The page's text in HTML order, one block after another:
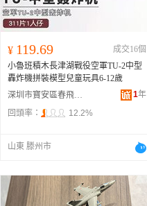
¥ 119.69
成交16個
小魯班積木長津湖戰役空軍TU-2中型
轟炸機拼裝模型兒童玩具6-12歲
深圳市寶安區春飛鵬玩具廠
1年
回頭率：
12.2%
山東 滕州市